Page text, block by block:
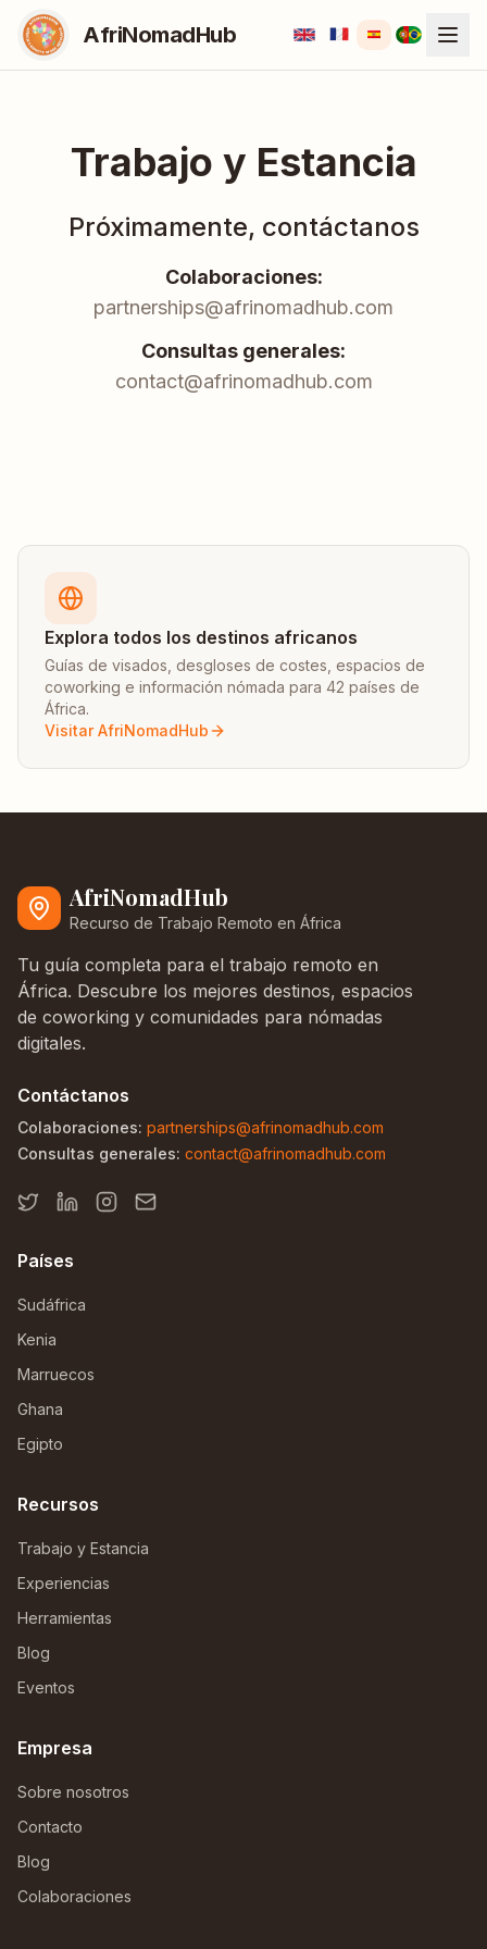
AfriNomadHub
Trabajo y Estancia
Próximamente, contáctanos
Colaboraciones:
partnerships@afrinomadhub.com
Consultas generales:
contact@afrinomadhub.com
Explora todos los destinos africanos
Guías de visados, desgloses de costes, espacios de
coworking e información nómada para 42 países de
África.
Visitar AfriNomadHub
AfriNomadHub
Recurso de Trabajo Remoto en África
Tu guía completa para el trabajo remoto en
África. Descubre los mejores destinos, espacios
de coworking y comunidades para nómadas
digitales.
Contáctanos
Colaboraciones: partnerships@afrinomadhub.com
Consultas generales: contact@afrinomadhub.com
Países
Sudáfrica
Kenia
Marruecos
Ghana
Egipto
Recursos
Trabajo y Estancia
Experiencias
Herramientas
Blog
Eventos
Empresa
Sobre nosotros
Contacto
Blog
Colaboraciones